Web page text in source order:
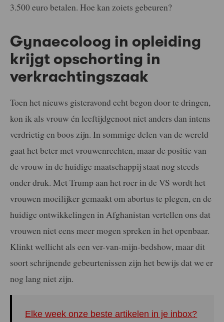
3.500 euro betalen. Hoe kan zoiets gebeuren?
Gynaecoloog in opleiding
krijgt opschorting in
verkrachtingszaak
Toen het nieuws gisteravond echt begon door te dringen,
kon ik als vrouw én leeftijdgenoot niet anders dan intens
verdrietig en boos zijn. In sommige delen van de wereld
gaat het beter met vrouwenrechten, maar de positie van
de vrouw in de huidige maatschappij staat nog steeds
onder druk. Met Trump aan het roer in de VS wordt het
vrouwen moeilijker gemaakt om abortus te plegen, en de
huidige ontwikkelingen in Afghanistan vertellen ons dat
vrouwen niet eens meer mogen spreken in het openbaar.
Klinkt wellicht als een ver-van-mijn-bedshow, maar dit
soort schrijnende gebeurtenissen zijn het bewijs dat we er
nog lang niet zijn.
Elke week onze beste artikelen in je inbox?